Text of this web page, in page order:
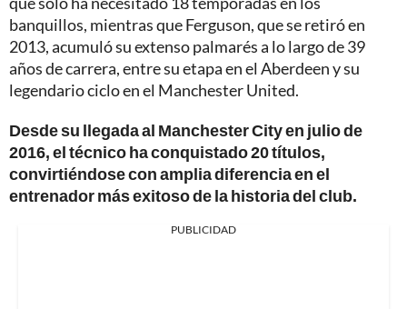
banquillos, mientras que Ferguson, que se retiró en
2013, acumuló su extenso palmarés a lo largo de 39
años de carrera, entre su etapa en el Aberdeen y su
legendario ciclo en el Manchester United.
Desde su llegada al Manchester City en julio de
2016, el técnico ha conquistado 20 títulos,
convirtiéndose con amplia diferencia en el
entrenador más exitoso de la historia del club.
PUBLICIDAD